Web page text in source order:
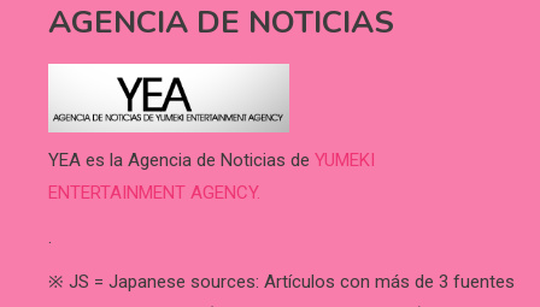
AGENCIA DE NOTICIAS
YEA es la Agencia de Noticias de YUMEKI
ENTERTAINMENT AGENCY.
.
※ JS = Japanese sources: Artículos con más de 3 fuentes